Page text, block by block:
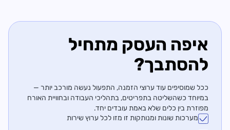
איפה העסק מתחיל
להסתבך?
ככל שמוסיפים עוד ערוצי הזמנה, התפעול נעשה מורכב יותר —
במיוחד כשהשליטה בתפריטים, בתהליכי העבודה ובחוויית האורח
מפוזרת בין כלים שלא באמת עובדים יחד.
מערכות שונות ומנותקות זו מזו לכל ערוץ שירות